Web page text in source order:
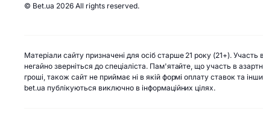
© Bet.ua 2026 All rights reserved.
Матеріали сайту призначені для осіб старше 21 року (21+).
негайно зверніться до спеціаліста. Пам'ятайте, що участь в
гроші, також сайт не приймає ні в якій формі оплату ставок та
bet.ua публікуються виключно в інформаційних цілях.